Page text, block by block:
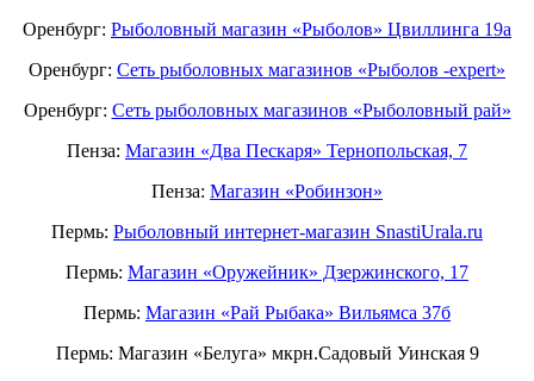
Оренбург: Рыболовный магазин «Рыболов» Цвиллинга 19а
Оренбург: Сеть рыболовных магазинов «Рыболов -expert»
Оренбург: Сеть рыболовных магазинов «Рыболовный рай»
Пенза: Магазин «Два Пескаря» Тернопольская, 7
Пенза: Магазин «Робинзон»
Пермь: Рыболовный интернет-магазин SnastiUrala.ru
Пермь: Магазин «Оружейник» Дзержинского, 17
Пермь: Магазин «Рай Рыбака» Вильямса 37б
Пермь: Магазин «Белуга» мкрн.Садовый Уинская 9